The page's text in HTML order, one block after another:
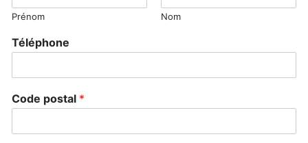
Prénom Nom
Téléphone
Code postal *